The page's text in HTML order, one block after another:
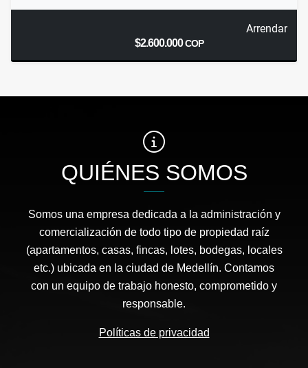
Arrendar
$2.600.000COP
QUIÉNES SOMOS
Somos una empresa dedicada a la administración y
comercialización de todo tipo de propiedad raíz
(apartamentos, casas, fincas, lotes, bodegas, locales
etc.) ubicada en la ciudad de Medellín. Contamos
con un equipo de trabajo honesto, comprometido y
responsable.
Políticas de privacidad